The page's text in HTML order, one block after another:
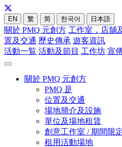
EN 繁 简 한국어 日本語
關於 PMQ 元創方 工作室，店舖
置及交通 歷史傳承 遊客資訊
活動一覧 活動及節目 工作坊 宣
關於 PMQ 元創方
PMQ 是
位置及交通
場地簡介及設施
單位及場地租賃
創意工作室 / 期間限
租用活動場地